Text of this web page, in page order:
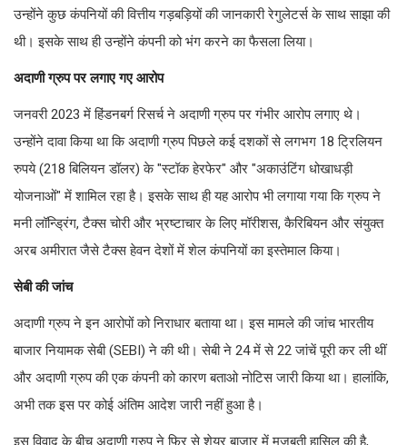
उन्होंने कुछ कंपनियों की वित्तीय गड़बड़ियों की जानकारी रेगुलेटर्स के साथ साझा की
थी। इसके साथ ही उन्होंने कंपनी को भंग करने का फैसला लिया।
अदाणी ग्रुप पर लगाए गए आरोप
जनवरी 2023 में हिंडनबर्ग रिसर्च ने अदाणी ग्रुप पर गंभीर आरोप लगाए थे।
उन्होंने दावा किया था कि अदाणी ग्रुप पिछले कई दशकों से लगभग 18 ट्रिलियन
रुपये (218 बिलियन डॉलर) के "स्टॉक हेरफेर" और "अकाउंटिंग धोखाधड़ी
योजनाओं" में शामिल रहा है। इसके साथ ही यह आरोप भी लगाया गया कि ग्रुप ने
मनी लॉन्ड्रिंग, टैक्स चोरी और भ्रष्टाचार के लिए मॉरीशस, कैरिबियन और संयुक्त
अरब अमीरात जैसे टैक्स हेवन देशों में शेल कंपनियों का इस्तेमाल किया।
सेबी की जांच
अदाणी ग्रुप ने इन आरोपों को निराधार बताया था। इस मामले की जांच भारतीय
बाजार नियामक सेबी (SEBI) ने की थी। सेबी ने 24 में से 22 जांचें पूरी कर ली थीं
और अदाणी ग्रुप की एक कंपनी को कारण बताओ नोटिस जारी किया था। हालांकि,
अभी तक इस पर कोई अंतिम आदेश जारी नहीं हुआ है।